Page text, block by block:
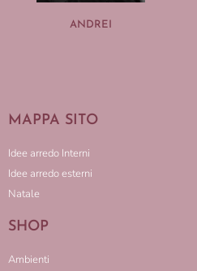
ANDREI
MAPPA SITO
Idee arredo Interni
Idee arredo esterni
Natale
SHOP
Ambienti